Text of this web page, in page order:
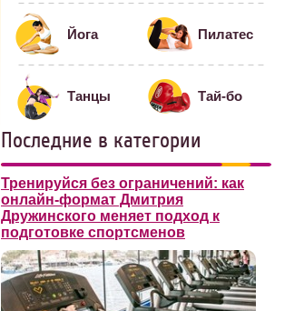
Йога Пилатес
Танцы Тай-бо
Последние в категории
Тренируйся без ограничений: как
онлайн-формат Дмитрия
Дружинского меняет подход к
подготовке спортсменов